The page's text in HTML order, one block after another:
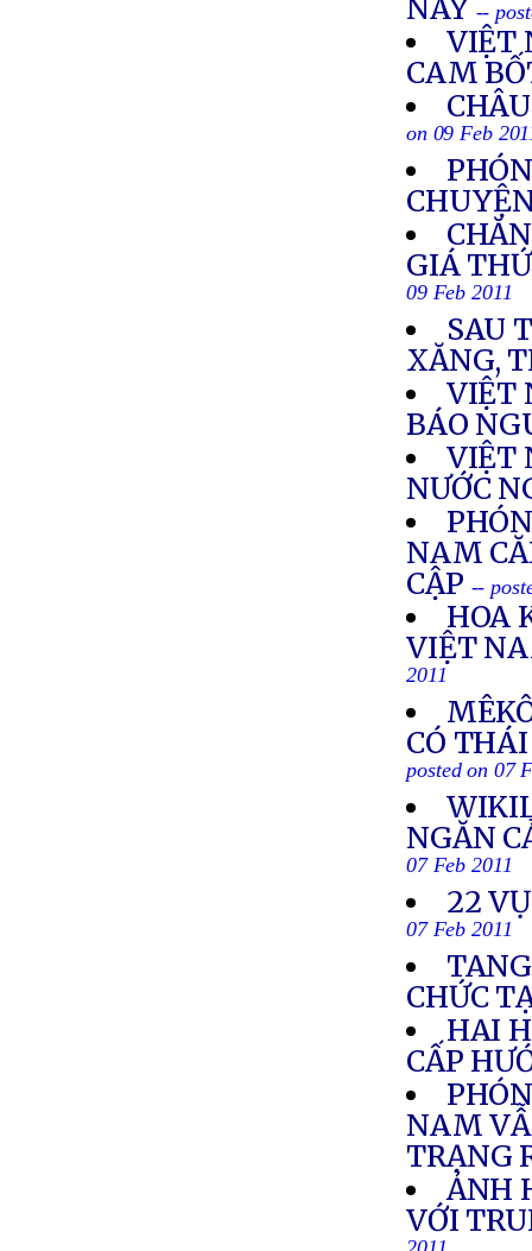
NAY --
VIỆT
CAM
on 09 Feb
GIÁ
09 Feb 2011
SAU
XĂNG,
VIỆT
BÁO
VIỆT
NƯỚC
NAM
CẬP --
HOA
VIỆT
2011
CÓ
posted on 07
NGĂN
07 Feb 2011
22
07 Feb 2011
CHỨC
HAI
CẤP
NAM
TRẠNG
ẢNH
VỚI